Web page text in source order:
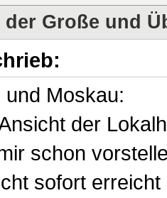
Große und
Moskau:
der
schon
sofort